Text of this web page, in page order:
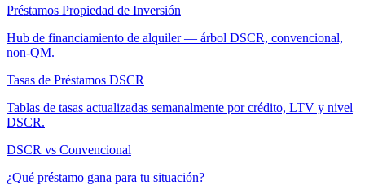
Préstamos Propiedad de Inversión
Hub de financiamiento de alquiler — árbol DSCR, convencional,
non-QM.
Tasas de Préstamos DSCR
Tablas de tasas actualizadas semanalmente por crédito, LTV y nivel
DSCR.
DSCR vs Convencional
¿Qué préstamo gana para tu situación?